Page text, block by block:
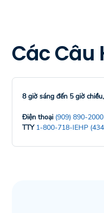
Các Câu
8 giờ sáng đến 5 giờ
Điện thoại (909) 890-2000
TTY 1-800-718-IEHP